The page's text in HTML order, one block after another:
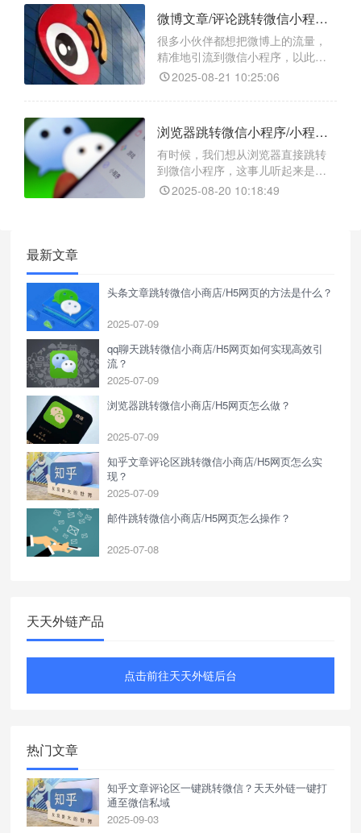
微博文章/评论跳转微信小程序/小程序任意页面/小程序码如何实现？
很多小伙伴都想把微博上的流量，
精准地引流到微信小程序，以此来
拓展业务、增加曝光度。但无奈微
跳转那是难如登天。不过别担心，
转工具 —— 天天外链，它能轻松实
现微博文章 / 评论跳转微信小程序、
小程序任意页面，甚至是小程序
码。
2025-08-21 10:25:06
浏览器跳转微信小程序/小程序任意页面/小程序码的实现方式
有时候，我们想从浏览器直接跳转
到微信小程序，这事儿听起来是不
是有点“高大上”？其实，这事儿一点
2025-08-20 10:18:49
最新文章
头条文章跳转微信小商店/H5网页的方法是什么？
2025-07-09
qq聊天跳转微信小商店/H5网页如何实现高效引
流？
2025-07-09
浏览器跳转微信小商店/H5网页怎么做？
2025-07-09
知乎文章评论区跳转微信小商店/H5网页怎么实
现？
2025-07-09
邮件跳转微信小商店/H5网页怎么操作？
2025-07-08
天天外链产品
点击前往天天外链后台
热门文章
知乎文章评论区一键跳转微信？天天外链一键打
通至微信私域
2025-09-03